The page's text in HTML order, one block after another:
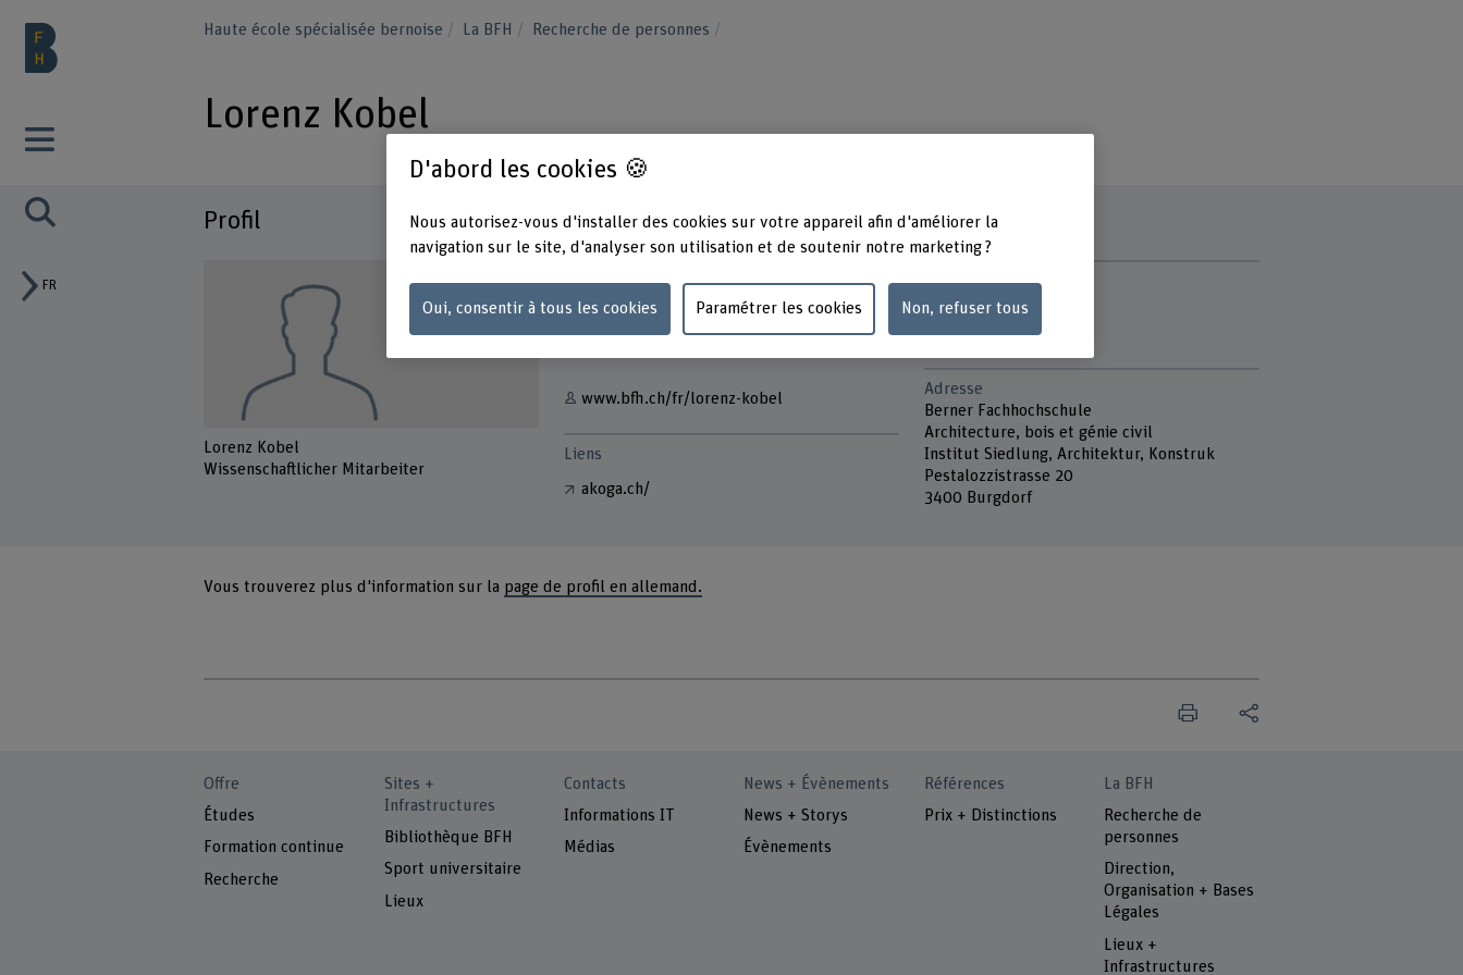
FR
Haute école spécialisée bernoise La BFH Recherche de personnes
Lorenz Kobel
Profil
Lorenz Kobel
Wissenschaftlicher Mitarbeiter
Contact
+41 31 848 30 68
www.bfh.ch/fr/lorenz-kobel
Liens
akoga.ch/
Présence
Lundi après-midi
Adresse
Berner Fachhochschule
Architecture, bois et génie civil
Institut Siedlung, Architektur, Konstruk
Pestalozzistrasse 20
3400 Burgdorf
Vous trouverez plus d'information sur la page de profil en allemand.
Offre
Études
Formation continue
Recherche
Sites +
Infrastructures
Bibliothèque BFH
Sport universitaire
Lieux
Contacts
Informations IT
Médias
News + Évènements
News + Storys
Évènements
Références
Prix + Distinctions
La BFH
Recherche de
personnes
Direction,
Organisation + Bases
Légales
Lieux +
Infrastructures
D'abord les cookies 🍪
Nous autorisez-vous d'installer des cookies sur votre appareil afin d'améliorer la
navigation sur le site, d'analyser son utilisation et de soutenir notre marketing ?
Oui, consentir à tous les cookies Paramétrer les cookies Non, refuser tous